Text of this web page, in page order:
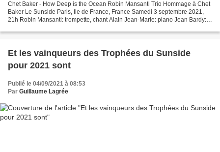
Chet Baker - How Deep is the Ocean Robin Mansanti Trio Hommage à Chet
Baker Le Sunside Paris, Ile de France, France Samedi 3 septembre 2021,
21h Robin Mansanti: trompette, chant Alain Jean-Marie: piano Jean Bardy:
Et les vainqueurs des Trophées du Sunside
pour 2021 sont
Publié le 04/09/2021 à 08:53
Par Guillaume Lagrée